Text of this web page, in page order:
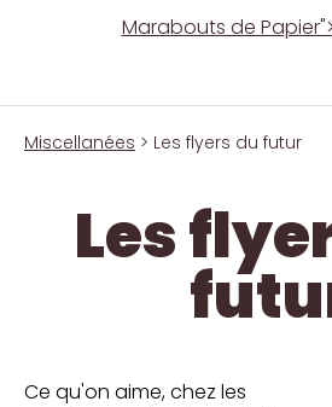
Marabouts de
Miscellanées > Les flyers du futur
Les
Ce qu'on aime, chez les